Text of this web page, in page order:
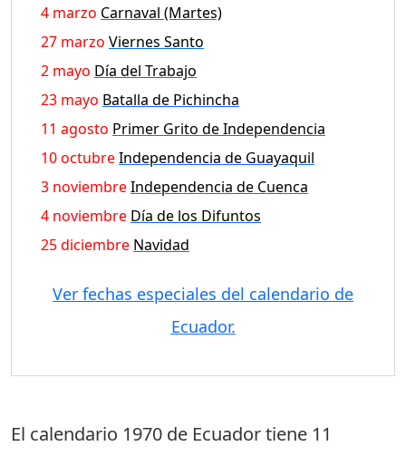
4 marzo Carnaval (Martes)
27 marzo Viernes Santo
2 mayo Día del Trabajo
23 mayo Batalla de Pichincha
11 agosto Primer Grito de Independencia
10 octubreIndependencia de Guayaquil
3 noviembreIndependencia de Cuenca
4 noviembre Día de los Difuntos
25 diciembre Navidad
Ver fechas especiales del calendario de
Ecuador.
El calendario 1970 de Ecuador tiene 11